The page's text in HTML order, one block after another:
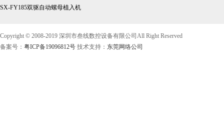
SX-FY185双驱自动螺母植入机
Copyright © 2008-2019 深圳市叁线数控设备有限公司All Right Reserved
备案号： 粤ICP备19096812号 技术支持： 东莞网络公司